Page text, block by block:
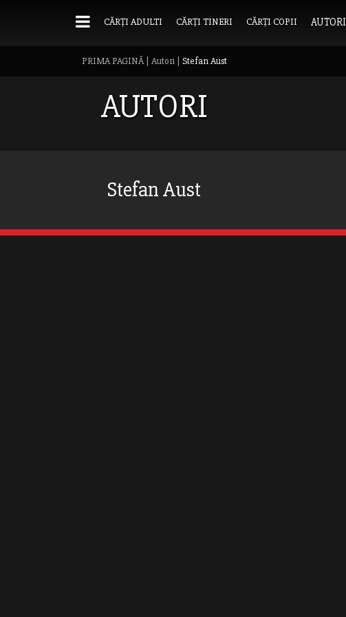
CĂRȚI ADULTI CĂRȚI TINERI CĂRȚI COPII AUTORI
PRIMA PAGINĂ| Autori| Stefan Aust
AUTORI
Stefan Aust